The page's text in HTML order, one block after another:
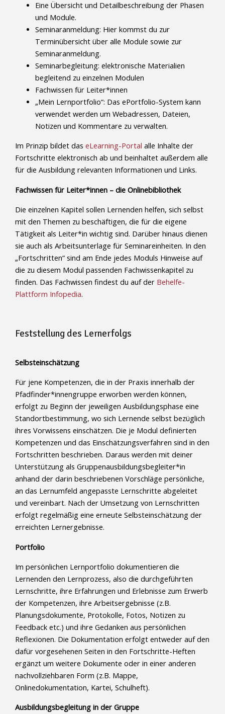
Eine Übersicht und Detailbeschreibung der Phasen
und Module.
Seminaranmeldung: Hier kommst du zur
Terminübersicht über alle Module sowie zur
Seminaranmeldung.
Seminarbegleitung: elektronische Materialien
begleitend zu einzelnen Modulen
Fachwissen für Leiter*innen
„Mein Lernportfolio“: Das ePortfolio-System kann
verwendet werden um Webadressen, Dateien,
Notizen und Kommentare zu verwalten.
Im Prinzip bildet das eLearning-Portal alle Inhalte der
Fortschritte elektronisch ab und beinhaltet außerdem alle
für die Ausbildung relevanten Informationen und Links.
Fachwissen für Leiter*innen – die Onlinebibliothek
Die einzelnen Kapitel sollen Lernenden helfen, sich selbst
mit den Themen zu beschäftigen, die für die eigene
Tätigkeit als Leiter*in wichtig sind. Darüber hinaus dienen
sie auch als Arbeitsunterlage für Seminareinheiten. In den
„Fortschritten“ sind am Ende jedes Moduls Hinweise auf
die zu diesem Modul passenden Fachwissenkapitel zu
finden. Das Fachwissen findest du auf der Behelfe-
Plattform Infopedia.
Feststellung des Lernerfolgs
Selbsteinschätzung
Für jene Kompetenzen, die in der Praxis innerhalb der
Pfadfinder*innengruppe erworben werden können,
erfolgt zu Beginn der jeweiligen Ausbildungsphase eine
Standortbestimmung, wo sich Lernende selbst bezüglich
ihres Vorwissens einschätzen. Die je Modul definierten
Kompetenzen und das Einschätzungsverfahren sind in den
Fortschritten beschrieben. Daraus werden mit deiner
Unterstützung als Gruppenausbildungsbegleiter*in
anhand der darin beschriebenen Vorschläge persönliche,
an das Lernumfeld angepasste Lernschritte abgeleitet
und vereinbart. Nach der Umsetzung von Lernschritten
erfolgt regelmäßig eine erneute Selbsteinschätzung der
erreichten Lernergebnisse.
Portfolio
Im persönlichen Lernportfolio dokumentieren die
Lernenden den Lernprozess, also die durchgeführten
Lernschritte, ihre Erfahrungen und Erlebnisse zum Erwerb
der Kompetenzen, ihre Arbeitsergebnisse (z.B.
Planungsdokumente, Protokolle, Fotos, Notizen zu
Feedback etc.) und ihre Gedanken aus persönlichen
Reflexionen. Die Dokumentation erfolgt entweder auf den
dafür vorgesehenen Seiten in den Fortschritte-Heften
ergänzt um weitere Dokumente oder in einer anderen
nachvollziehbaren Form (z.B. Mappe,
Onlinedokumentation, Kartei, Schulheft).
Ausbildungsbegleitung in der Gruppe